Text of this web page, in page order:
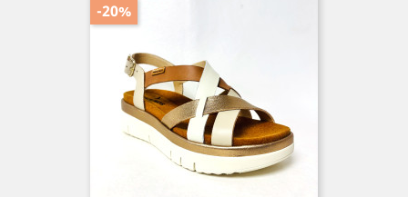
-20%